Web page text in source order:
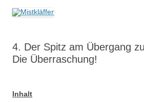
4. Der Spitz am Übergang
Die Überraschung!
Inhalt